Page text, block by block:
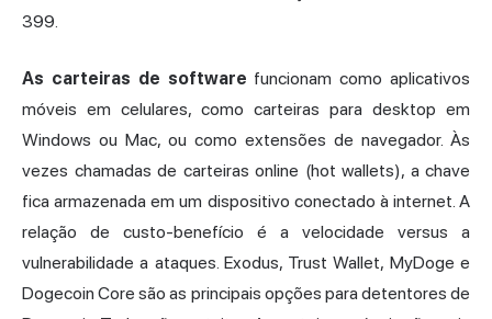
399.
As carteiras de software funcionam como aplicativos
móveis em celulares, como carteiras para desktop em
Windows ou Mac, ou como extensões de navegador. Às
vezes chamadas de carteiras online (hot wallets), a chave
fica armazenada em um dispositivo conectado à internet. A
relação de custo-benefício é a velocidade versus a
vulnerabilidade a ataques. Exodus, Trust Wallet, MyDoge e
Dogecoin Core são as principais opções para detentores de